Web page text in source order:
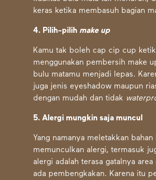
keras ketika membasuh bagian
4. Pilih-pilih make up
Kamu tak boleh cap cip cup
menggunakan pembersih make
bulu matamu menjadi lepas.
juga jenis eyeshadow maupun
dengan mudah dan tidak
5. Alergi mungkin saja muncul
Yang namanya meletakkan
memunculkan alergi, termasuk
alergi adalah terasa gatalnya
ada pembengkakan. Karena itu